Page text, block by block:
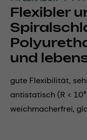
Flexibler
und
gute Flexibilität,
antistatisch (R <
weichmacherfrei,